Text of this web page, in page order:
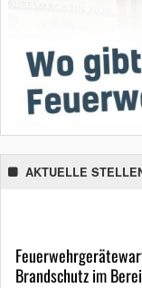
AKTUELLE
Brandschutz im